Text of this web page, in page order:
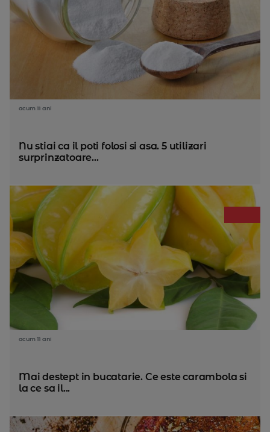
acum 11 ani
Nu stiai ca il poti folosi si asa. 5 utilizari
surprinzatoare...
acum 11 ani
Mai destept in bucatarie. Ce este carambola si
la ce sa il...